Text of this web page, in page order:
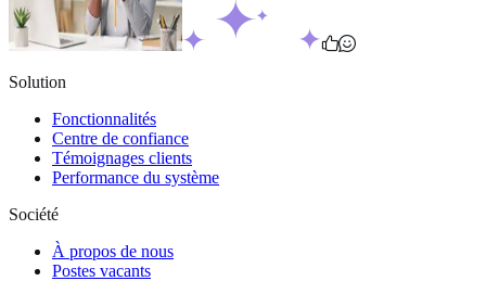
Solution
Fonctionnalités
Centre de confiance
Témoignages clients
Performance du système
Société
À propos de nous
Postes vacants